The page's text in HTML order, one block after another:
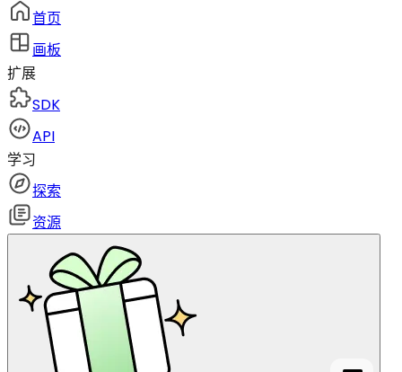
首页
画板
扩展
SDK
API
学习
探索
资源